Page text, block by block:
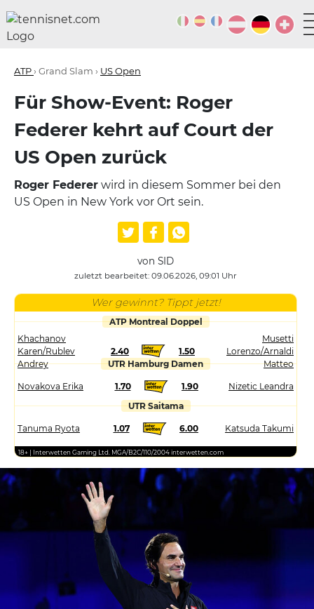
ATP› Grand Slam › US Open
Für Show-Event: Roger
Federer kehrt auf Court der
US Open zurück
Roger Federer wird in diesem Sommer bei den
US Open in New York vor Ort sein.
von SID
zuletzt bearbeitet: 09.06.2026, 09:01 Uhr
Wer gewinnt? Tippt jetzt!
ATP Montreal Doppel
Khachanov
Karen/Rublev
Andrey
2.40 1.50
Musetti
Lorenzo/Arnaldi
Matteo
UTR Hamburg Damen
Novakova Erika 1.70 1.90
Nizetic Leandra
UTR Saitama
Tanuma Ryota 1.07 6.00 Katsuda Takumi
18+ | Interwetten Gaming Ltd. MGA/B2C/110/2004 interwetten.com